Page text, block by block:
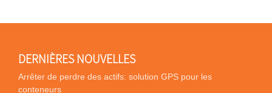
DERNIÈRES NOUVELLES
Arrêter de perdre des actifs: solution GPS pour les
conteneurs